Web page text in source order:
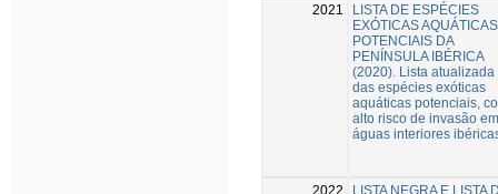
2021
LISTA DE ESPÉCIES
EXÓTICAS AQUÁTICAS
POTENCIAIS DA
PENÍNSULA IBÉRICA
(2020). Lista atualizada
das espécies exóticas
aquáticas potenciais,
alto risco de invasão em
águas interiores
2022
LISTA NEGRA E LISTA